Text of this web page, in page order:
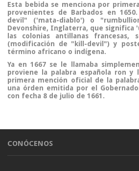
Esta bebida se menciona por
provenientes de Barbados en
devil" ('mata-diablo') o
Devonshire, Inglaterra, que significa
las colonias antillanas francesas,
(modificación de "kill-devil") y
término africano o indígena.
Ya en 1667 se le llamaba
proviene la palabra española ron y
primera mención oficial de la
una órden emitida por el
con fecha 8 de julio de 1661.
CONÓCENOS